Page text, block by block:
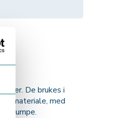
De brukes i
materiale, med
pumpe.